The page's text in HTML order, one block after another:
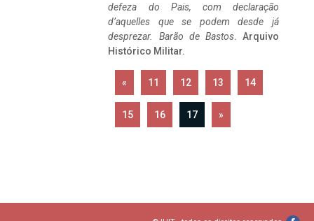
defeza do Pais, com declaração
d’aquelles que se podem desde já
desprezar. Barão de Bastos. Arquivo
Histórico Militar.
« 11 12 13 14
15 16 17 »